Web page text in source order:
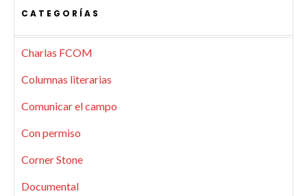
CATEGORÍAS
Charlas FCOM
Columnas literarias
Comunicar el campo
Con permiso
Corner Stone
Documental